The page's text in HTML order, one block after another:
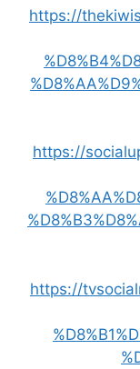
https://
https://
https://